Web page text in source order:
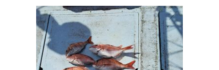
e
b
o
ok
tt
er